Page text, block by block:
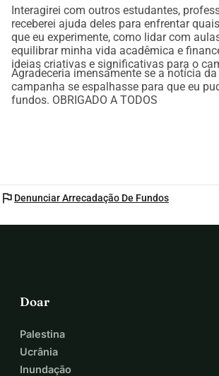
Interagirei com outros estudantes,
receberei ajuda deles para enfrentar
que eu experimente, como lidar com
equilibrar minha vida acadêmica e
ideias criativas e significativas para o
Agradeceria imensamente se a notícia
campanha se espalhasse para que eu
fundos. OBRIGADO A TODOS
flag Denunciar Arrecadação De Fundos
Doar
Palestina
Ucrânia
Inundação